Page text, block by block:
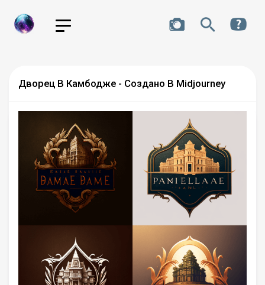
Дворец В Камбодже - Создано В Midjourney